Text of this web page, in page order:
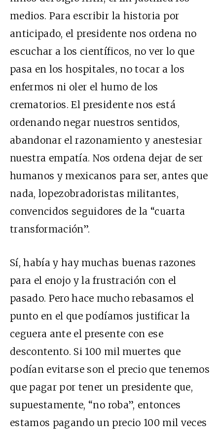
medios. Para escribir la historia por
anticipado, el presidente nos ordena no
escuchar a los científicos, no ver lo que
pasa en los hospitales, no tocar a los
enfermos ni oler el humo de los
crematorios. El presidente nos está
ordenando negar nuestros sentidos,
abandonar el razonamiento y anestesiar
nuestra empatía. Nos ordena dejar de ser
humanos y mexicanos para ser, antes que
nada, lopezobradoristas militantes,
convencidos seguidores de la “cuarta
transformación”.
Sí, había y hay muchas buenas razones
para el enojo y la frustración con el
pasado. Pero hace mucho rebasamos el
punto en el que podíamos justificar la
ceguera ante el presente con ese
descontento. Si 100 mil muertes que
podían evitarse son el precio que tenemos
que pagar por tener un presidente que,
supuestamente, “no roba”, entonces
estamos pagando un precio 100 mil veces